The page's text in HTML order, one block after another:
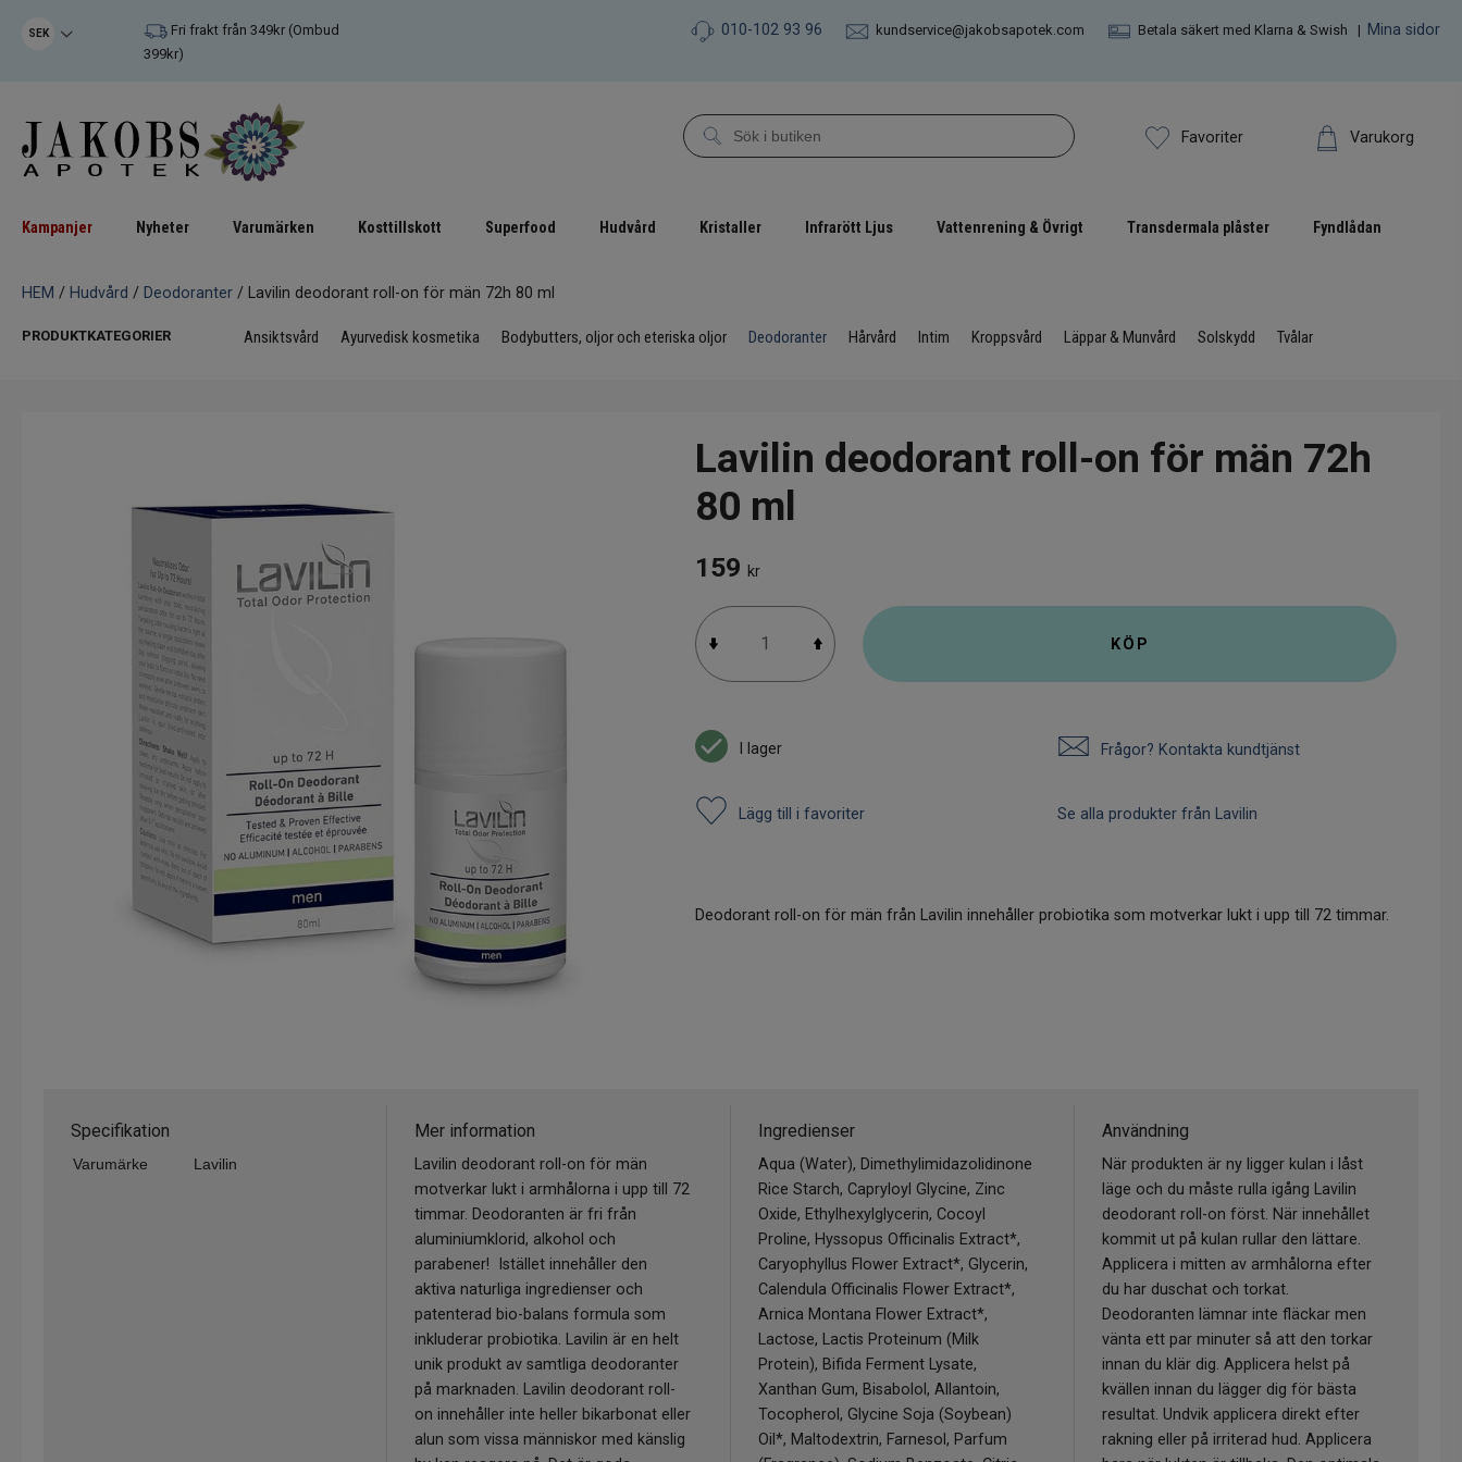
SEK
Fri frakt från 349kr (Ombud
399kr)
010-102 93 96 kundservice@jakobsapotek.com Betala säkert med Klarna & Swish | Mina sidor
Favoriter Varukorg
Kampanjer Nyheter Varumärken Kosttillskott Superfood Hudvård Kristaller Infrarött Ljus Vattenrening & Övrigt Transdermala plåster Fyndlådan
HEM / Hudvård / Deodoranter / Lavilin deodorant roll-on för män 72h 80 ml
PRODUKTKATEGORIER Ansiktsvård Ayurvedisk kosmetika Bodybutters, oljor och eteriska oljor Deodoranter Hårvård Intim Kroppsvård Läppar & Munvård Solskydd Tvålar
Lavilin deodorant roll-on för män 72h
80 ml
159kr
KÖP
I lager Frågor? Kontakta kundtjänst
Lägg till i favoriter Se alla produkter från Lavilin
Deodorant roll-on för män från Lavilin innehåller probiotika som motverkar lukt i upp till 72 timmar.
Specifikation
Varumärke Lavilin
Mer information
Lavilin deodorant roll-on för män
motverkar lukt i armhålorna i upp till 72
timmar. Deodoranten är fri från
aluminiumklorid, alkohol och
parabener! Istället innehåller den
aktiva naturliga ingredienser och
patenterad bio-balans formula som
inkluderar probiotika. Lavilin är en helt
unik produkt av samtliga deodoranter
på marknaden. Lavilin deodorant roll-
on innehåller inte heller bikarbonat eller
alun som vissa människor med känslig
Ingredienser
Aqua (Water), Dimethylimidazolidinone
Rice Starch, Capryloyl Glycine, Zinc
Oxide, Ethylhexylglycerin, Cocoyl
Proline, Hyssopus Officinalis Extract*,
Caryophyllus Flower Extract*, Glycerin,
Calendula Officinalis Flower Extract*,
Arnica Montana Flower Extract*,
Lactose, Lactis Proteinum (Milk
Protein), Bifida Ferment Lysate,
Xanthan Gum, Bisabolol, Allantoin,
Tocopherol, Glycine Soja (Soybean)
Oil*, Maltodextrin, Farnesol, Parfum
Användning
När produkten är ny ligger kulan i låst
läge och du måste rulla igång Lavilin
deodorant roll-on först. När innehållet
kommit ut på kulan rullar den lättare.
Applicera i mitten av armhålorna efter
du har duschat och torkat.
Deodoranten lämnar inte fläckar men
vänta ett par minuter så att den torkar
innan du klär dig. Applicera helst på
kvällen innan du lägger dig för bästa
resultat. Undvik applicera direkt efter
rakning eller på irriterad hud. Applicera